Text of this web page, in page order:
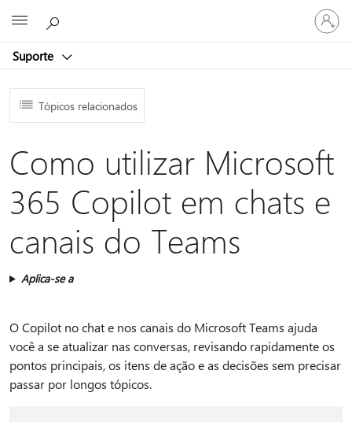
Suporte
Entre
em
sua
Tópicos relacionados
Como utilizar Microsoft
365 Copilot em chats e
canais do Teams
Aplica-se a
O Copilot no chat e nos canais do Microsoft Teams ajuda
você a se atualizar nas conversas, revisando rapidamente os
pontos principais, os itens de ação e as decisões sem precisar
passar por longos tópicos.